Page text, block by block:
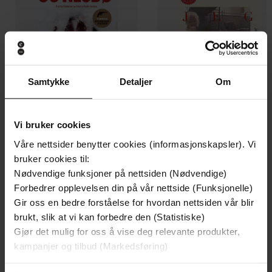
Samtykke Detaljer Om
Vi bruker cookies
Våre nettsider benytter cookies (informasjonskapsler). Vi
bruker cookies til:
Nødvendige funksjoner på nettsiden (Nødvendige)
Forbedrer opplevelsen din på vår nettside (Funksjonelle)
Gir oss en bedre forståelse for hvordan nettsiden vår blir
brukt, slik at vi kan forbedre den (Statistiske)
Gjør det mulig for oss å vise deg relevante produkter,
kampanjer og tilbud (Markedsføring)
Minnesota
Jo Nesbø
EBOK
Gater jeg har levd
EBOK
Undertittel nærkontakt med avhengighet